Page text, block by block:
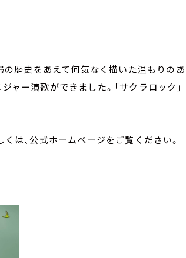
の歴史をあえて何気なく描いた温もりのあ
ー演歌ができました。「サクラロック」
は、公式ホームページをご覧ください。